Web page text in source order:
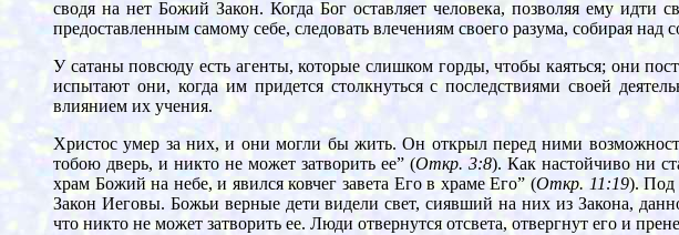
сводя на нет Божий Закон. Когда Бог оставляет человека, позволяя ему
предоставленным самому себе, следовать влечениям своего разума, собирая
У сатаны повсюду есть агенты, которые слишком горды, чтобы каяться; они
испытают они, когда им придется столкнуться с последствиями своей
влиянием их учения.
Христос умер за них, и они могли бы жить. Он открыл перед ними
тобою дверь, и никто не может затворить ее” (Откр. 3:8). Как настойчиво ни
храм Божий на небе, и явился ковчег завета Его в храме Его” (Откр. 11:19). Под
Закон Иеговы. Божьи верные дети видели свет, сиявший на них из Закона,
что никто не может затворить ее. Люди отвернутся отсвета, отвергнут его и